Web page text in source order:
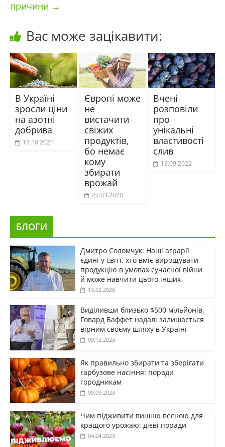
причини →
Вас може зацікавити:
В Україні
зросли ціни
на азотні
добрива
17.10.2021
Європі може
не
вистачити
свіжих
продуктів,
бо немає
кому
збирати
врожай
27.03.2020
Вчені
розповіли
про
унікальні
властивості
слив
13.09.2022
БЛОГИ
Дмитро Соломчук: Наші аграрії
єдині у світі, хто вміє вирощувати
продукцію в умовах сучасної війни
й може навчити цього інших
13.02.2026
Виділивши близько $500 мільйонів,
Говард Баффет надалі залишається
вірним своєму шляху в Україні
09.12.2023
Як правильно збирати та зберігати
гарбузове насіння: поради
городникам
09.09.2023
Чим підживити вишню весною для
кращого урожаю: дієві поради
04.04.2023